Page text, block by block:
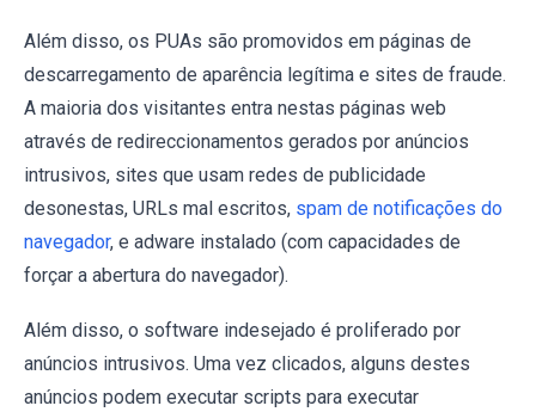
Além disso, os PUAs são promovidos em páginas de
descarregamento de aparência legítima e sites de fraude.
A maioria dos visitantes entra nestas páginas web
através de redireccionamentos gerados por anúncios
intrusivos, sites que usam redes de publicidade
desonestas, URLs mal escritos, spam de notificações do
navegador, e adware instalado (com capacidades de
forçar a abertura do navegador).
Além disso, o software indesejado é proliferado por
anúncios intrusivos. Uma vez clicados, alguns destes
anúncios podem executar scripts para executar